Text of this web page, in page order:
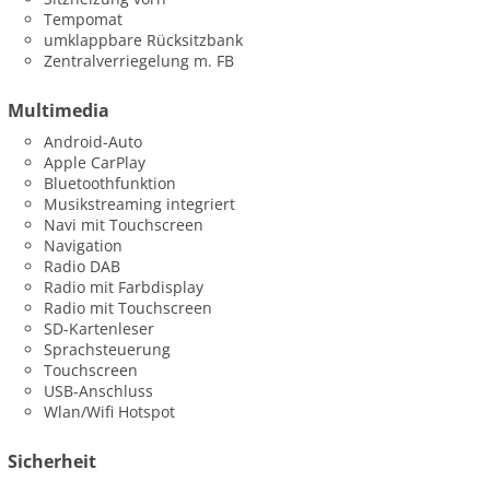
Tempomat
umklappbare Rücksitzbank
Zentralverriegelung m. FB
Multimedia
Android-Auto
Apple CarPlay
Bluetoothfunktion
Musikstreaming integriert
Navi mit Touchscreen
Navigation
Radio DAB
Radio mit Farbdisplay
Radio mit Touchscreen
SD-Kartenleser
Sprachsteuerung
Touchscreen
USB-Anschluss
Wlan/Wifi Hotspot
Sicherheit